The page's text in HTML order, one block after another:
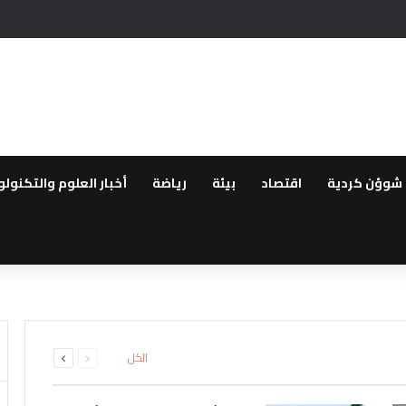
في عهد سلطة دمشق وعدم سلامة سوريا للعيش فيها بسبب الانتهاكات
شوؤن كردية اقتصاد بيئة رياضة أخبار العلوم
صيانة خزان وقود في تل براك
بين قتيل وجريحبانتمائهما إلى تنظيم
العراقية ترفع
..مهجروا سري كانية
لأهالي عفرين
الكل الصفحةالصفحة